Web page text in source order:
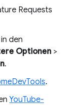
Requests
den
Optionen >
.
.
YouTube-